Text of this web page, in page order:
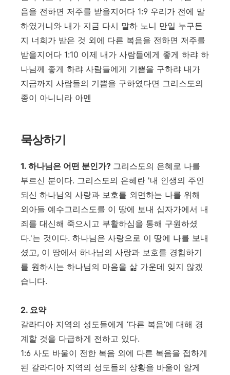
음을 전하면 저주를 받을지어다 1:9 우리가 전에 말
하였거니와 내가 지금 다시 말하 노니 만일 누구든
지 너희가 받은 것 외에 다른 복음을 전하면 저주를
받을지어다 1:10 이제 내가 사람들에게 좋게 하랴 하
나님께 좋게 하랴 사람들에게 기쁨을 구하랴 내가
지금까지 사람들의 기쁨을 구하였다면 그리스도의
종이 아니니라 아멘
묵상하기
1. 하나님은 어떤 분인가? 그리스도의 은혜로 나를
부르신 분이다. 그리스도의 은혜란 '내 인생의 주인
되신 하나님의 사랑과 보호를 외면하는 나를 위해
외아들 예수그리스도를 이 땅에 보내 십자가에서 내
죄를 대신해 죽으시고 부활하심을 통해 구원하셨
다.'는 것이다. 하나님은 사랑으로 이 땅에 나를 보내
셨고, 이 땅에서 하나님의 사랑과 보호를 경험하기
를 원하시는 하나님의 마음을 삶 가운데 잊지 않겠
습니다.
2. 요약
갈라디아 지역의 성도들에게 ‘다른 복음’에 대해 경
계할 것을 다급하게 전하고 있다.
1:6 사도 바울이 전한 복음 외에 다른 복음을 접하게
된 갈라디아 지역의 성도들의 상황을 바울이 알게